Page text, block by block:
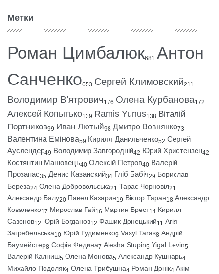
Метки
Роман Цимбалюк681 Антон
Санченко653 Сергей Климовский211
Володимир В’ятрович176 Олена Курбанова172
Алексей Копытько139 Ramis Yunus138 Віталій
Портников99 Иван Лютый98 Дмитро Вовнянко73
Валентина Емінова59 Кирилл Данильченко52 Сергей
Ауслендер49 Володимир Завгородній42 Юрий Христензен42
Костянтин Машовець40 Олексій Петров40 Валерій
Прозапас35 Денис Казанский34 Гліб Бабіч29 Борислав
Береза24 Олена Добровольська21 Тарас Чорновіл21
Александр Балу20 Павел Казарин19 Віктор Таран18 Александр
Коваленко17 Мирослав Гай16 Мартин Брест14 Кирилл
Сазонов12 Юрій Богданов12 Фашик Донецький11 Агія
Загребельська10 Юрій Гудименко9 Vasyl Taras8 Андрій
Баумейстер8 Софія Федина7 Alesha Stupin5 Yigal Levin5
Валерій Калниш5 Олена Монова5 Александр Кушнарь4
Михайло Подоляк4 Олена Трибушна4 Роман Донік4 Акім